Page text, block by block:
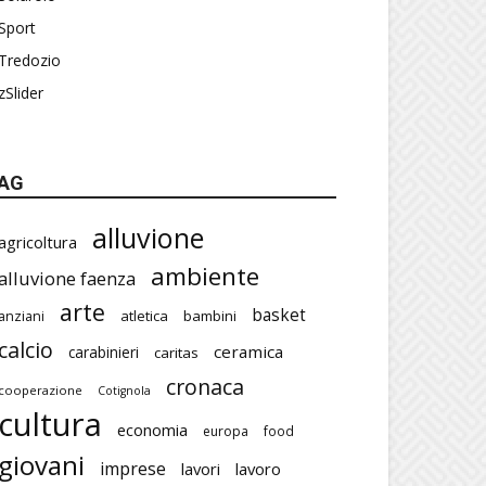
alluvione
faenza ambiente
arte atletica bambini basket
carabinieri caritas ceramica
Cotignola cronaca
economia europa food
imprese lavori lavoro